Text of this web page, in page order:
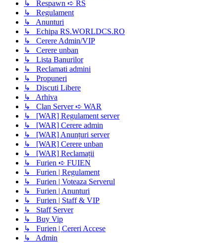
↳ Respawn ➪ RS
↳ Regulament
↳ Anunturi
↳ Echipa RS.WORLDCS.RO
↳ Cerere Admin/VIP
↳ Cerere unban
↳ Lista Banurilor
↳ Reclamati admini
↳ Propuneri
↳ Discuti Libere
↳ Arhiva
↳ Clan Server ➪ WAR
↳ [WAR] Regulament server
↳ [WAR] Cerere admin
↳ [WAR] Anunțuri server
↳ [WAR] Cerere unban
↳ [WAR] Reclamații
↳ Furien ➪ FUIEN
↳ Furien | Regulament
↳ Furien | Voteaza Serverul
↳ Furien | Anunturi
↳ Furien | Staff & VIP
↳ Staff Server
↳ Buy Vip
↳ Furien | Cereri Accese
↳ Admin